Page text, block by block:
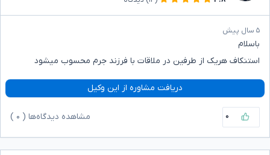
۵ سال پیش
باسلام
استنکاف هریک از طرفین در ملاقات با فرزند جرم محسوب میشود
دریافت مشاوره از این وکیل
۰ مشاهده دیدگاه‌ها ( ۰